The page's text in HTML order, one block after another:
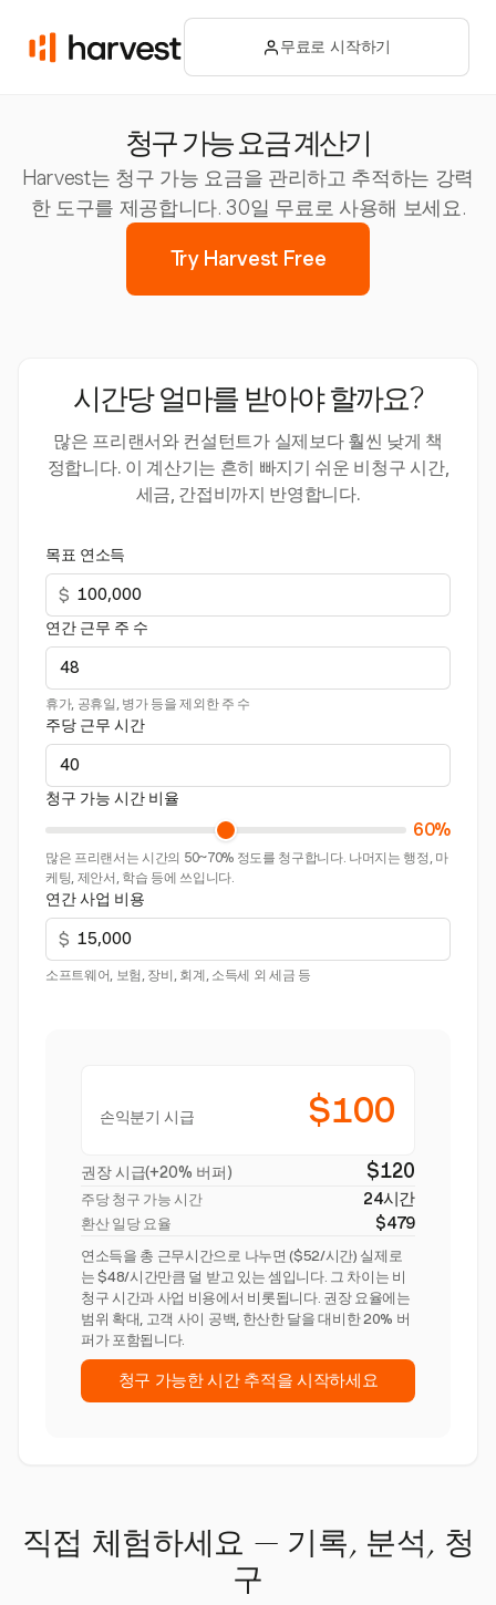
무료로 시작하기
청구 가능 요금 계산기
Harvest는 청구 가능 요금을 관리하고 추적하는 강력
한 도구를 제공합니다. 30일 무료로 사용해 보세요.
Try Harvest Free
시간당 얼마를 받아야 할까요?
많은 프리랜서와 컨설턴트가 실제보다 훨씬 낮게 책
정합니다. 이 계산기는 흔히 빠지기 쉬운 비청구 시간,
세금, 간접비까지 반영합니다.
목표 연소득
$
연간 근무 주 수
휴가, 공휴일, 병가 등을 제외한 주 수
주당 근무 시간
청구 가능 시간 비율
60%
많은 프리랜서는 시간의 50~70% 정도를 청구합니다. 나머지는 행정, 마
케팅, 제안서, 학습 등에 쓰입니다.
연간 사업 비용
$
소프트웨어, 보험, 장비, 회계, 소득세 외 세금 등
손익분기 시급 $100
권장 시급(+20% 버퍼) $120
주당 청구 가능 시간 24시간
환산 일당 요율 $479
연소득을 총 근무시간으로 나누면 ($52/시간) 실제로
는 $48/시간만큼 덜 받고 있는 셈입니다. 그 차이는 비
청구 시간과 사업 비용에서 비롯됩니다. 권장 요율에는
범위 확대, 고객 사이 공백, 한산한 달을 대비한 20% 버
퍼가 포함됩니다.
청구 가능한 시간 추적을 시작하세요
직접 체험하세요 — 기록, 분석, 청
구